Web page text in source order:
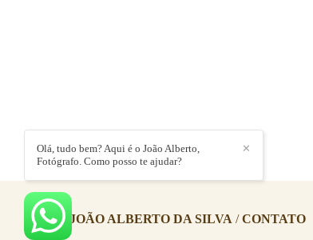
JOÃO ALBERTO DA SILVA /CONTATO
✕
Olá, tudo bem? Aqui é o João Alberto,
Fotógrafo. Como posso te ajudar?